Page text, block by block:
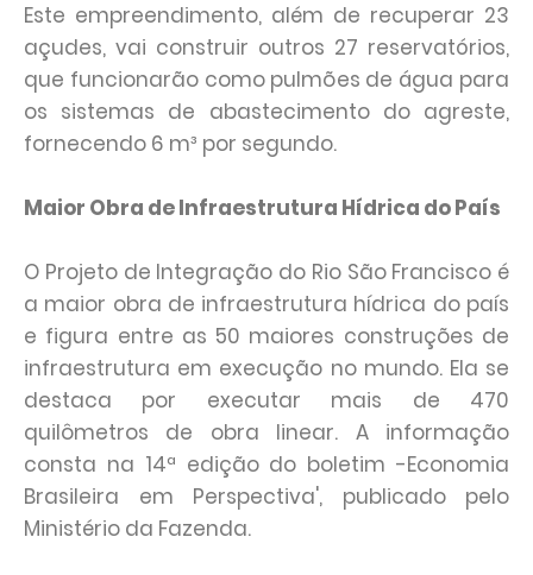
Este empreendimento, além de recuperar 23
açudes, vai construir outros 27 reservatórios,
que funcionarão como pulmões de água para
os sistemas de abastecimento do agreste,
fornecendo 6 m³ por segundo.
Maior Obra de Infraestrutura Hídrica do País
O Projeto de Integração do Rio São Francisco é
a maior obra de infraestrutura hídrica do país
e figura entre as 50 maiores construções de
infraestrutura em execução no mundo. Ela se
destaca por executar mais de 470
quilômetros de obra linear. A informação
consta na 14ª edição do boletim -Economia
Brasileira em Perspectiva', publicado pelo
Ministério da Fazenda.